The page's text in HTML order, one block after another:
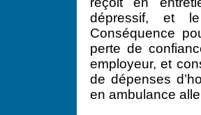
dépressif, et
Conséquence
perte de
employeur, et
de dépenses
en ambulance